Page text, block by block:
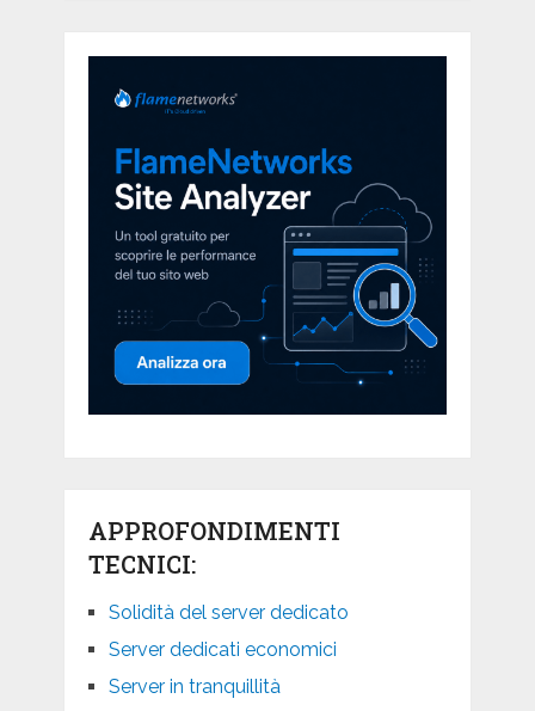
APPROFONDIMENTI
TECNICI:
Solidità del server dedicato
Server dedicati economici
Server in tranquillità